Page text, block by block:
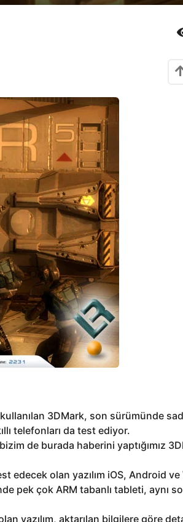
3DMark, son sürümünde
telefonları da test ediyor.
de burada haberini yaptığımız
edecek olan yazılım iOS, Android
pek çok ARM tabanlı tableti, aynı
yazılım, aktarılan bilgilere göre